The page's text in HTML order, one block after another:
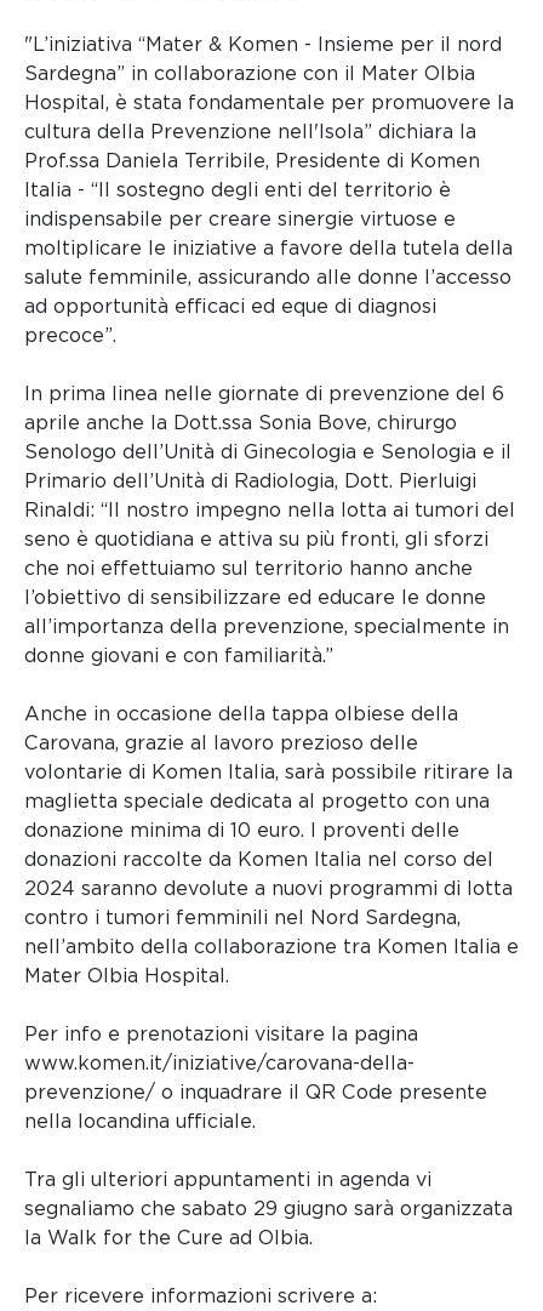
"L’iniziativa “Mater & Komen - Insieme per il nord
Sardegna” in collaborazione con il Mater Olbia
Hospital, è stata fondamentale per promuovere la
cultura della Prevenzione nell'Isola” dichiara la
Prof.ssa Daniela Terribile, Presidente di Komen
Italia - “Il sostegno degli enti del territorio è
indispensabile per creare sinergie virtuose e
moltiplicare le iniziative a favore della tutela della
salute femminile, assicurando alle donne l’accesso
ad opportunità efficaci ed eque di diagnosi
precoce”.
In prima linea nelle giornate di prevenzione del 6
aprile anche la Dott.ssa Sonia Bove, chirurgo
Senologo dell’Unità di Ginecologia e Senologia e il
Primario dell’Unità di Radiologia, Dott. Pierluigi
Rinaldi: “Il nostro impegno nella lotta ai tumori del
seno è quotidiana e attiva su più fronti, gli sforzi
che noi effettuiamo sul territorio hanno anche
l’obiettivo di sensibilizzare ed educare le donne
all’importanza della prevenzione, specialmente in
donne giovani e con familiarità.”
Anche in occasione della tappa olbiese della
Carovana, grazie al lavoro prezioso delle
volontarie di Komen Italia, sarà possibile ritirare la
maglietta speciale dedicata al progetto con una
donazione minima di 10 euro. I proventi delle
donazioni raccolte da Komen Italia nel corso del
2024 saranno devolute a nuovi programmi di lotta
contro i tumori femminili nel Nord Sardegna,
nell’ambito della collaborazione tra Komen Italia e
Mater Olbia Hospital.
Per info e prenotazioni visitare la pagina
www.komen.it/iniziative/carovana-della-
prevenzione/ o inquadrare il QR Code presente
nella locandina ufficiale.
Tra gli ulteriori appuntamenti in agenda vi
segnaliamo che sabato 29 giugno sarà organizzata
la Walk for the Cure ad Olbia.
Per ricevere informazioni scrivere a: